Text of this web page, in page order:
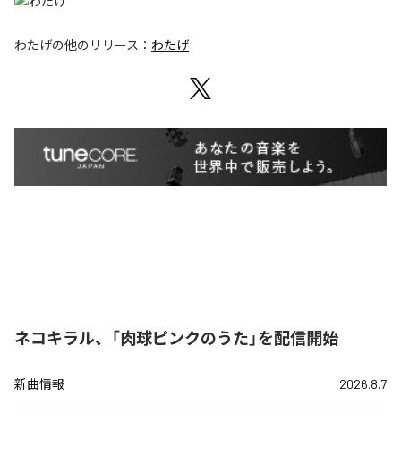
わたげの他のリリース： わたげ
ネコキラル、「肉球ピンクのうた」を配信開始
新曲情報 2026.8.7